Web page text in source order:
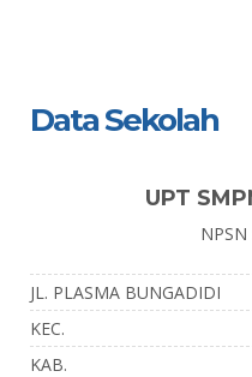
Data Sekolah
UPT
JL. PLASMA BUNGADIDI
KEC.
KAB.